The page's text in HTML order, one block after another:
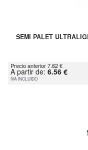
SEMI PALET
Precio anterior 7.62 €
A partir de: 6.56 €
IVA INCLUIDO